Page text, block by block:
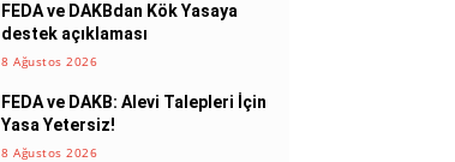
FEDA ve DAKBdan Kök Yasaya
destek açıklaması
8 Ağustos 2026
FEDA ve DAKB: Alevi Talepleri İçin
Yasa Yetersiz!
8 Ağustos 2026